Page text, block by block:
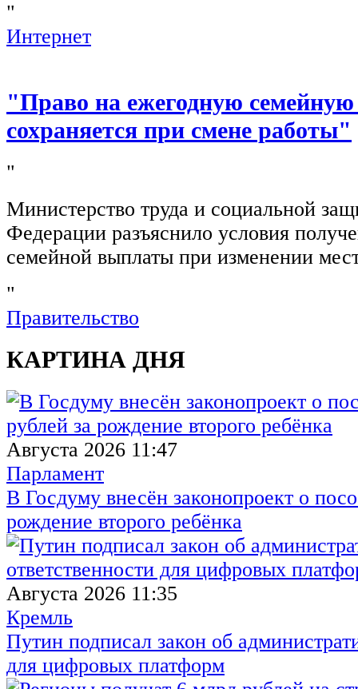
"
Интернет
"Право на ежегодную
сохраняется при смене работы"
"
Министерство труда и социальной
Федерации разъяснило условия
семейной выплаты при изменении
"
Правительство
КАРТИНА ДНЯ
Августа 2026 11:47
Парламент
В Госдуму внесён законопроект о
рождение второго ребёнка
Августа 2026 11:35
Кремль
Путин подписал закон об
для цифровых платформ